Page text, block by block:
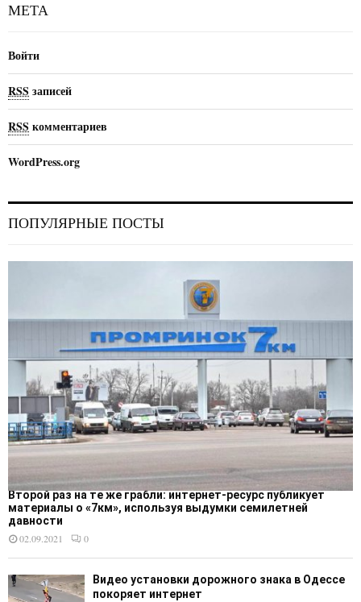
МЕТА
Войти
RSS записей
RSS комментариев
WordPress.org
ПОПУЛЯРНЫЕ ПОСТЫ
Второй раз на те же грабли: интернет-ресурс публикует
материалы о «7км», используя выдумки семилетней
давности
02.09.2021
0
Видео установки дорожного знака в Одессе
покоряет интернет